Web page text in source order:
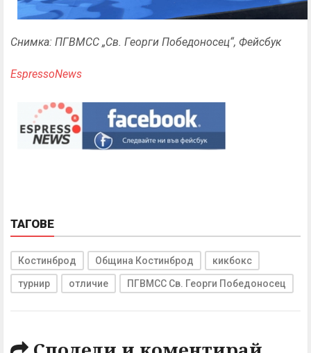
Снимка: ПГВМСС „Св. Георги Победоносец“, Фейсбук
EspressoNews
ТАГОВЕ
Костинброд Община Костинброд кикбокс
турнир отличие ПГВМСС Св. Георги Победоносец